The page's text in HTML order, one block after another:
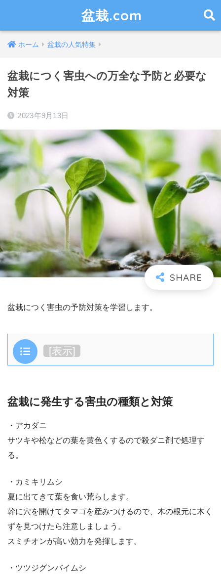
盆栽.com
ホーム 盆栽の人気特集
盆栽につく害虫への万全な予防と必要な
対策
2023年9月13日
盆栽につく害虫の予防対策を学習します。
目次 [表示]
盆栽に発生する害虫の種類と対策
・アカダニ
サツキや松などの葉を黄色くするので殺ダニ剤で処理す
る。
・カミキリムシ
夏に出てきて葉を食い荒らします。
幹に穴を開けてタマゴを産みつけるので、木の根元に木く
ずを見つけたら注意しましょう。
スミチオンが高い効力を発揮します。
・ツツジグンバイムシ